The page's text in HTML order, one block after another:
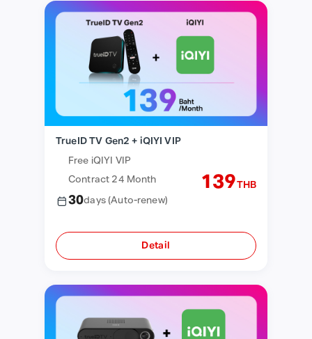
TrueID TV Gen2 + iQIYI VIP
Free iQIYI VIP
Contract 24 Month
30days(Auto-renew)
139THB
Detail